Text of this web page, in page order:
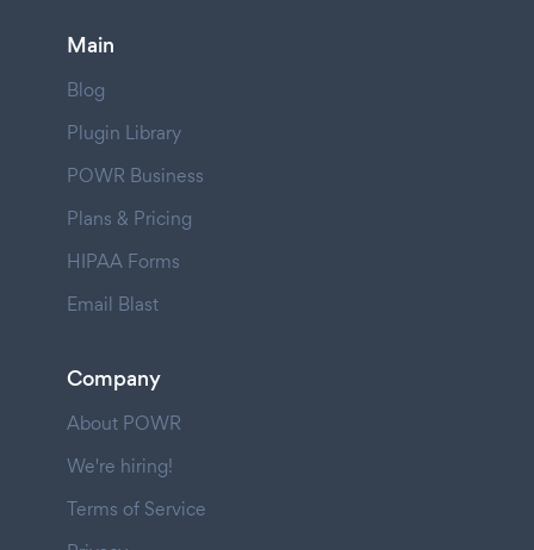
Main
Blog
Plugin Library
POWR Business
Plans & Pricing
HIPAA Forms
Email Blast
Company
About POWR
We're hiring!
Terms of Service